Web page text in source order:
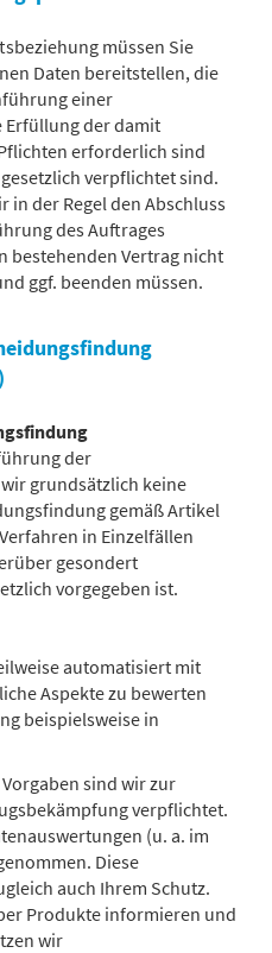
müssen Sie
Daten bereitstellen, die
einer
Erfüllung der damit
erforderlich sind
verpflichtet sind.
in der Regel den Abschluss
des Auftrages
bestehenden Vertrag nicht
ggf. beenden müssen.
der
grundsätzlich keine
gemäß Artikel
in Einzelfällen
gesondert
vorgegeben ist.
automatisiert mit
Aspekte zu bewerten
beispielsweise in
sind wir zur
verpflichtet.
(u. a. im
Diese
auch Ihrem Schutz.
Produkte informieren und
wir